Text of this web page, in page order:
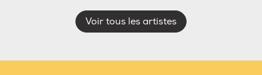
Voir tous les artistes